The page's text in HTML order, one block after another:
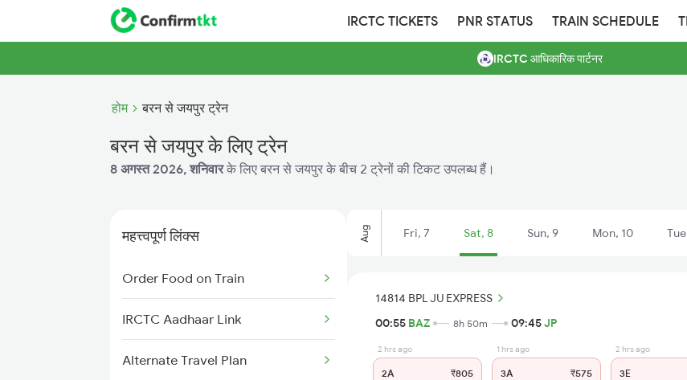
IRCTC TICKETS PNR STATUS TRAIN SCHEDULE
IRCTC आधिकारिक पार्टनर
होम बरन से जयपुर ट्रेन
बरन से जयपुर के लिए ट्रेन
8 अगस्त 2026, शनिवारके लिए बरन से जयपुर के बीच 2 ट्रेनों की टिकट उपलब्ध हैं।
महत्त्वपूर्ण लिंक्स
Order Food on Train
IRCTC Aadhaar Link
Alternate Travel Plan
Aug Fri, 7 Sat, 8 Sun, 9 Mon, 10
14814 BPL JU EXPRESS
00:55 BAZ 8h 50m 09:45JP
2 hrs ago
2A ₹805
1 hrs ago
3A ₹575
2 hrs ago
3E